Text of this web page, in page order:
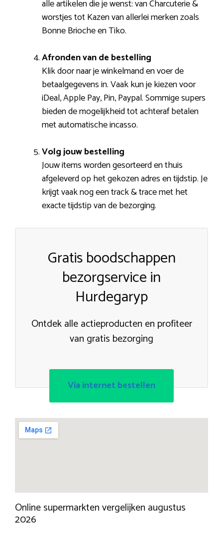
alle artikelen die je wenst: van Charcuterie &
worstjes tot Kazen van allerlei merken zoals
Bonne Brioche en Tiko.
Afronden van de bestelling
Klik door naar je winkelmand en voer de
betaalgegevens in. Vaak kun je kiezen voor
iDeal, Apple Pay, Pin, Paypal. Sommige supers
bieden de mogelijkheid tot achteraf betalen
met automatische incasso.
Volg jouw bestelling
Jouw items worden gesorteerd en thuis
afgeleverd op het gekozen adres en tijdstip. Je
krijgt vaak nog een track & trace met het
exacte tijdstip van de bezorging.
Gratis boodschappen
bezorgservice in
Hurdegaryp
Ontdek alle actieproducten en profiteer
van gratis bezorging
Via internet bestellen
Online supermarkten vergelijken augustus
2026